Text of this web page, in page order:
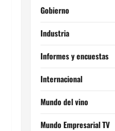
Gobierno
Industria
Informes y encuestas
Internacional
Mundo del vino
Mundo Empresarial TV